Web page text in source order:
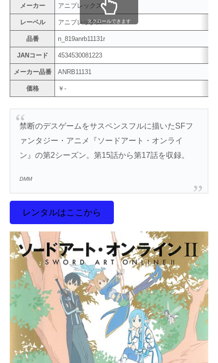
メーカー アニプレックス
レーベル アニプレックス
品番 n_819anrb11131r
JANコード 4534530081223
メーカー品番 ANRB11131
価格 ￥-
スクロールできます
禁断のデスゲームをサスペンスフルに描いたSFフ
ァンタジー・アニメ『ソードアート・オンライ
ン』の第2シーズン。第15話から第17話を収録。
DMM
レンタルはここから